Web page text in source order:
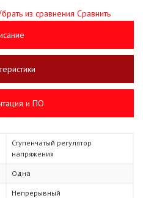
из сравнения Сравнить
и ПО
Ступенчатый регулятор
напряжения
Одна
Непрерывный